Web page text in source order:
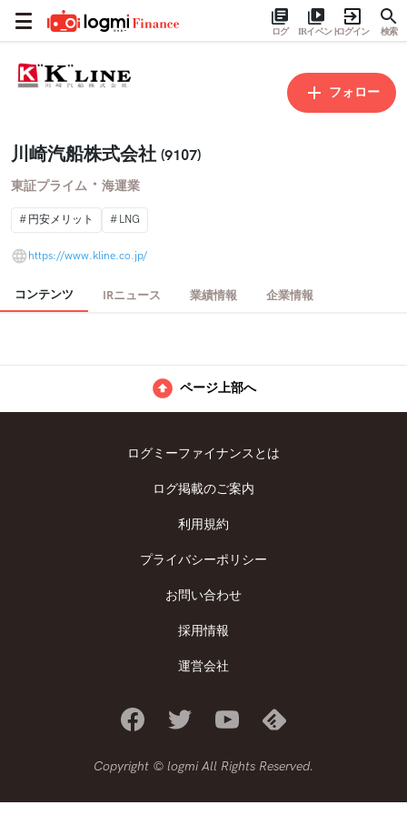
ログ IRイベントログイン 検索
フォロー
川崎汽船株式会社 (9107)
東証プライム ・ 海運業
円安メリット LNG
https://www.kline.co.jp/
コンテンツ IRニュース 業績情報 企業情報
ページ上部へ
ログミーファイナンスとは
ログ掲載のご案内
利用規約
プライバシーポリシー
お問い合わせ
採用情報
運営会社
Copyright © logmi All Rights Reserved.